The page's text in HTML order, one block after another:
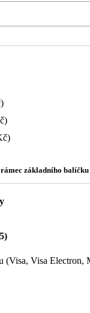
základního
(Visa, Visa Electron,